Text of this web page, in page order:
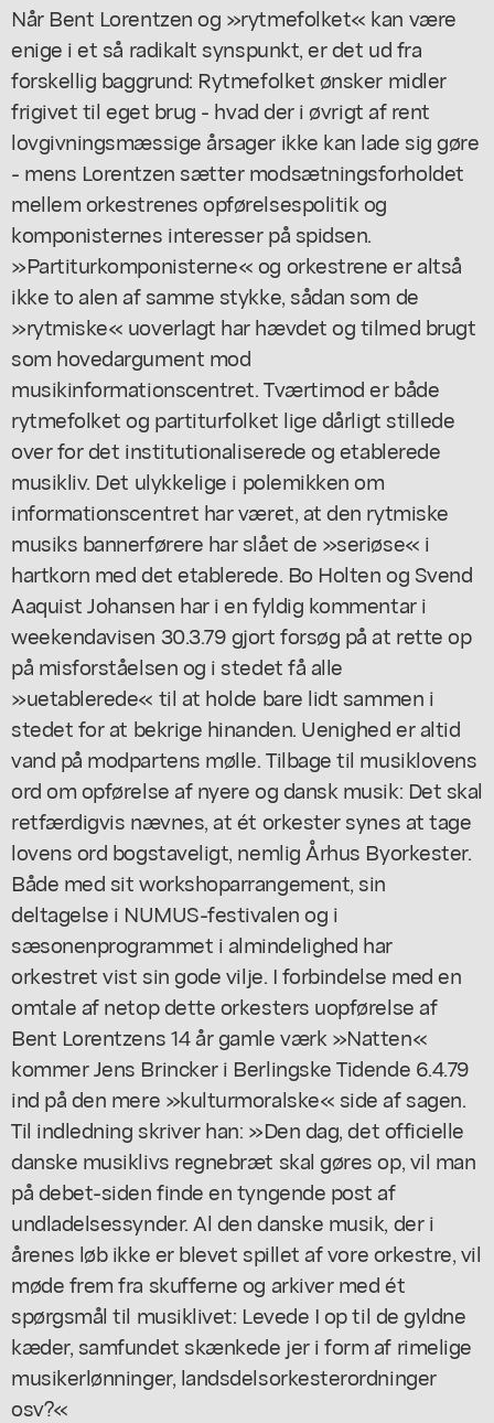
Når Bent Lorentzen og »rytmefolket« kan være
enige i et så radikalt synspunkt, er det ud fra
forskellig baggrund: Rytmefolket ønsker midler
frigivet til eget brug - hvad der i øvrigt af rent
lovgivningsmæssige årsager ikke kan lade sig gøre
- mens Lorentzen sætter modsætningsforholdet
mellem orkestrenes opførelsespolitik og
komponisternes interesser på spidsen.
»Partiturkomponisterne« og orkestrene er altså
ikke to alen af samme stykke, sådan som de
»rytmiske« uoverlagt har hævdet og tilmed brugt
som hovedargument mod
musikinformationscentret. Tværtimod er både
rytmefolket og partiturfolket lige dårligt stillede
over for det institutionaliserede og etablerede
musikliv. Det ulykkelige i polemikken om
informationscentret har været, at den rytmiske
musiks bannerførere har slået de »seriøse« i
hartkorn med det etablerede. Bo Holten og Svend
Aaquist Johansen har i en fyldig kommentar i
weekendavisen 30.3.79 gjort forsøg på at rette op
på misforståelsen og i stedet få alle
»uetablerede« til at holde bare lidt sammen i
stedet for at bekrige hinanden. Uenighed er altid
vand på modpartens mølle. Tilbage til musiklovens
ord om opførelse af nyere og dansk musik: Det skal
retfærdigvis nævnes, at ét orkester synes at tage
lovens ord bogstaveligt, nemlig Århus Byorkester.
Både med sit workshoparrangement, sin
deltagelse i NUMUS-festivalen og i
sæsonenprogrammet i almindelighed har
orkestret vist sin gode vilje. I forbindelse med en
omtale af netop dette orkesters uopførelse af
Bent Lorentzens 14 år gamle værk »Natten«
kommer Jens Brincker i Berlingske Tidende 6.4.79
ind på den mere »kulturmoralske« side af sagen.
Til indledning skriver han: »Den dag, det officielle
danske musiklivs regnebræt skal gøres op, vil man
på debet-siden finde en tyngende post af
undladelsessynder. Al den danske musik, der i
årenes løb ikke er blevet spillet af vore orkestre, vil
møde frem fra skufferne og arkiver med ét
spørgsmål til musiklivet: Levede I op til de gyldne
kæder, samfundet skænkede jer i form af rimelige
musikerlønninger, landsdelsorkesterordninger
osv?«